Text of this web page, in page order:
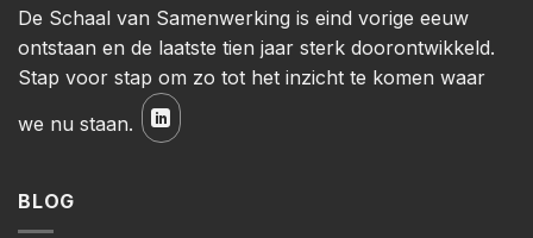
De Schaal van Samenwerking is eind vorige eeuw
ontstaan en de laatste tien jaar sterk doorontwikkeld.
Stap voor stap om zo tot het inzicht te komen waar
we nu staan.
BLOG